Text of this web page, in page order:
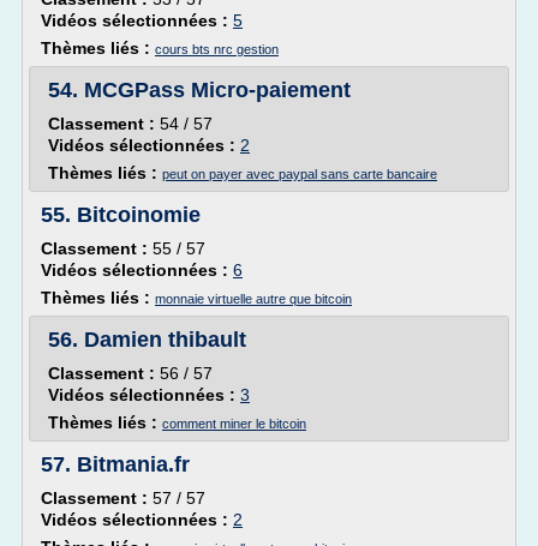
Vidéos sélectionnées : 5
Thèmes liés : cours bts nrc gestion
54. MCGPass Micro-paiement
Classement : 54 / 57
Vidéos sélectionnées : 2
Thèmes liés : peut on payer avec paypal sans carte bancaire
55. Bitcoinomie
Classement : 55 / 57
Vidéos sélectionnées : 6
Thèmes liés : monnaie virtuelle autre que bitcoin
56. Damien thibault
Classement : 56 / 57
Vidéos sélectionnées : 3
Thèmes liés : comment miner le bitcoin
57. Bitmania.fr
Classement : 57 / 57
Vidéos sélectionnées : 2